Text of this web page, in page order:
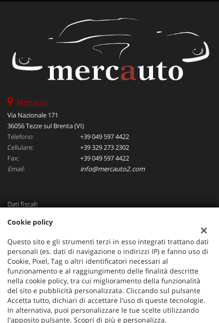
Mercauto
Via Nazionale 171
36056 Tezze sul Brenta (VI)
Telefono:
+39 049 597 4422
Cellulare:
+39 329 273 2302
Fax:
+39 049 597 4422
Email:
info@mercauto2.com
Dati fiscali:
Via Nazionale, 171 PD - 36056 Tezze sul Brenta
Registro delle imprese:PD
Cookie policy
Questo sito e gli strumenti terzi in esso integrati trattano dati
personali (es. dati di navigazione o indirizzi IP) e fanno uso di
Cookie, Pixel, Tag o altri identificatori necessari al
funzionamento e al raggiungimento delle finalità descritte
nella cookie policy, tra cui miglioramento della funzionalità
del sito e pubblicità personalizzata. Cliccando sul pulsante
Accetta tutto, dichiari di accettare l'uso di queste tecnologie.
In alternativa, puoi personalizzare le tue scelte utilizzando
l'apposito pulsante. Scopri di più e personalizza.